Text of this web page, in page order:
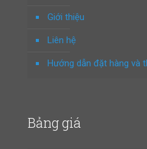
Giới thiệu
Liên hệ
Hướng dẫn đặt hàng và
Bảng giá